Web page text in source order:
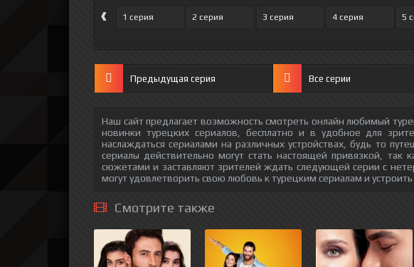
‹ 1 серия 2 серия 3 серия 4 серия 5
Предыдущая серия Все серии
Наш сайт предлагает возможность смотреть онлайн любимый
новинки турецких сериалов, бесплатно и в удобное для
наслаждаться сериалами на различных устройствах, будь то
сериалы действительно могут стать настоящей привязкой, так
сюжетами и заставляют зрителей ждать следующей серии с
могут удовлетворить свою любовь к турецким сериалам и
Смотрите также